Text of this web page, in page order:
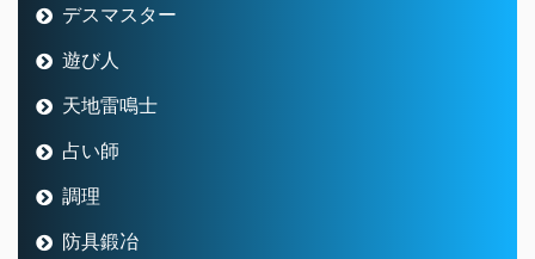
デスマスター
遊び人
天地雷鳴士
占い師
調理
防具鍛冶